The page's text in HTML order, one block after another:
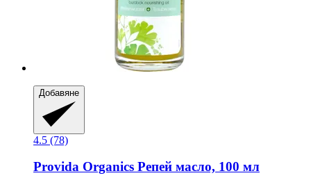
Добавяне
4.5 (78)
Provida Organics Репей масло, 100 мл